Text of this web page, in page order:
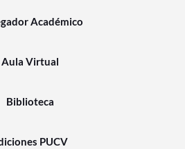
Académico
Aula Virtual
Biblioteca
PUCV